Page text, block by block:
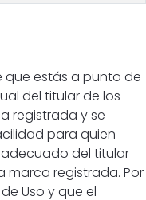
que estás a punto de
del titular de los
registrada y se
para quien
del titular
marca registrada. Por
Uso y que el